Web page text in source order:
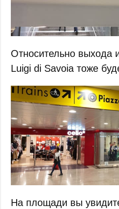
Относительно выхода
Luigi di Savoia тоже
На площади вы